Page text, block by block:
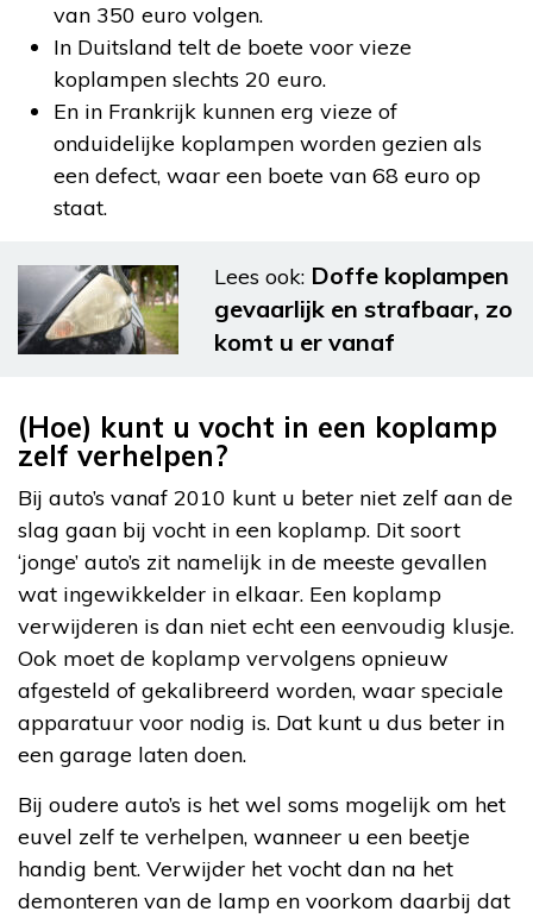
van 350 euro volgen.
In Duitsland telt de boete voor vieze
koplampen slechts 20 euro.
En in Frankrijk kunnen erg vieze of
onduidelijke koplampen worden gezien als
een defect, waar een boete van 68 euro op
staat.
Lees ook: Doffe koplampen
gevaarlijk en strafbaar, zo
komt u er vanaf
(Hoe) kunt u vocht in een koplamp
zelf verhelpen?
Bij auto’s vanaf 2010 kunt u beter niet zelf aan de
slag gaan bij vocht in een koplamp. Dit soort
‘jonge’ auto’s zit namelijk in de meeste gevallen
wat ingewikkelder in elkaar. Een koplamp
verwijderen is dan niet echt een eenvoudig klusje.
Ook moet de koplamp vervolgens opnieuw
afgesteld of gekalibreerd worden, waar speciale
apparatuur voor nodig is. Dat kunt u dus beter in
een garage laten doen.
Bij oudere auto’s is het wel soms mogelijk om het
euvel zelf te verhelpen, wanneer u een beetje
handig bent. Verwijder het vocht dan na het
demonteren van de lamp en voorkom daarbij dat